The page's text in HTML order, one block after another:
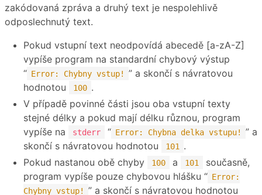
zakódovaná zpráva a druhý text je nespolehlivě
odposlechnutý text.
Pokud vstupní text neodpovídá abecedě [a-zA-Z]
vypíše program na standardní chybový výstup
“ Error: Chybny vstup!
” a skončí s návratovou
hodnotou
100 .
V případě povinné části jsou oba vstupní texty
stejné délky a pokud mají délku různou, program
vypíše na
stderr “ Error: Chybna delka vstupu!
” a
skončí s návratovou hodnotou
101
.
Pokud nastanou obě chyby
100 a 101
současně,
program vypíše pouze chybovou hlášku “ Error:
Chybny vstup!
” a skončí s návratovou hodnotou